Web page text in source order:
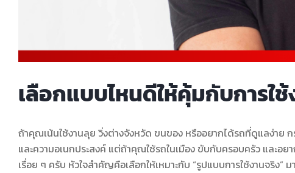
เลือกแบบไหนดีให้คุ้มกับการใ
ถ้าคุณเน้นใช้งานลุย วิ่งต่างจังหวัด ขนของ หรืออยากได้รถที่ดูแลง่าย ก
และความอเนกประสงค์ แต่ถ้าคุณใช้รถในเมือง ขับกับครอบครัว และอ
เรื่อย ๆ ครับ หัวใจสำคัญคือเลือกให้เหมาะกับ “รูปแบบการใช้งานจริง”